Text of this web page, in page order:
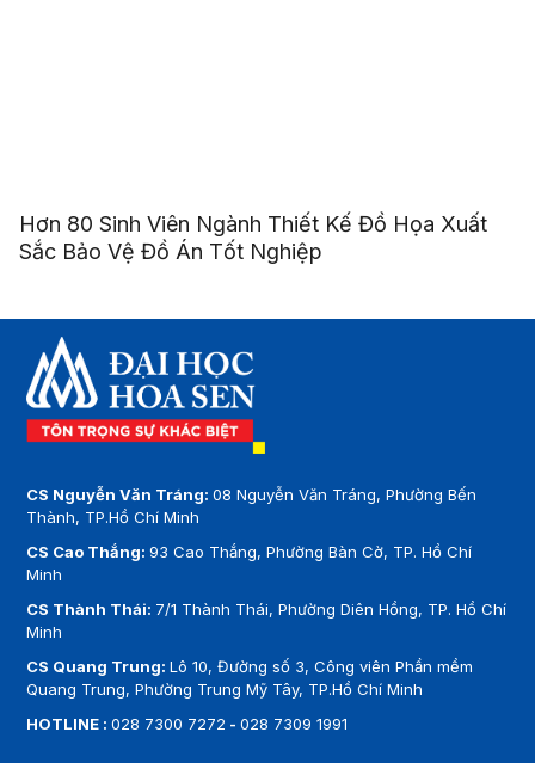
Hơn 80 Sinh Viên Ngành Thiết Kế Đồ Họa Xuất
Sắc Bảo Vệ Đồ Án Tốt Nghiệp
CS Nguyễn Văn Tráng:08 Nguyễn Văn Tráng, Phường Bến
Thành, TP.Hồ Chí Minh
CS Cao Thắng:93 Cao Thắng, Phường Bàn Cờ, TP. Hồ Chí
Minh
CS Thành Thái: 7/1 Thành Thái, Phường Diên Hồng, TP. Hồ Chí
Minh
CS Quang Trung:Lô 10, Đường số 3, Công viên Phần mềm
Quang Trung, Phường Trung Mỹ Tây, TP.Hồ Chí Minh
HOTLINE :028 7300 7272 -028 7309 1991